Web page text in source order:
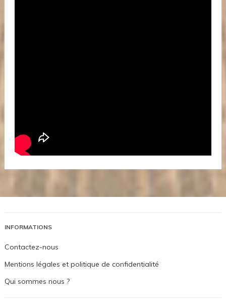
INFORMATIONS
Contactez-nous
Mentions légales et politique de confidentialité
Qui sommes nous ?